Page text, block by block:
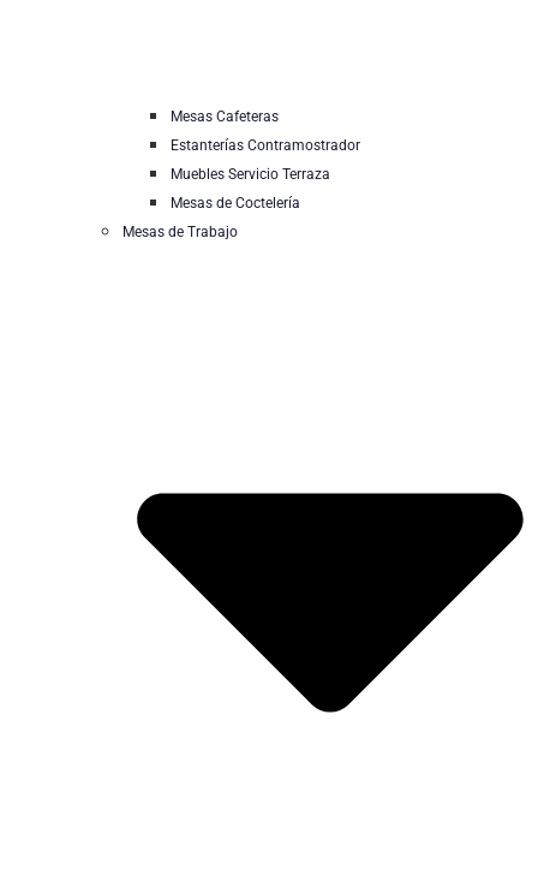
Mesas Cafeteras
Estanterías Contramostrador
Muebles Servicio Terraza
Mesas de Coctelería
Mesas de Trabajo